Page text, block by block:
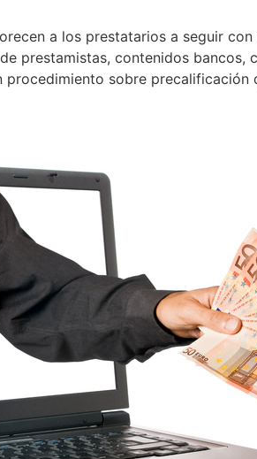
a los prestatarios a seguir
prestamistas, contenidos
procedimiento sobre